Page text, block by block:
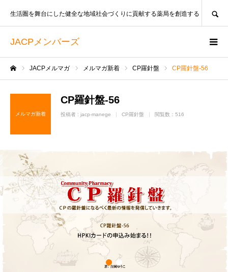
JACPメンバーズ
生活圏を舞台にした健全な地域社会づくりに貢献する薬局を創造する
JACPメルマガ メルマガ新着 CP羅針盤 CP羅針盤-56
メルマガ新着
CP羅針盤-56
投稿者 : jacp-manege CP羅針盤 閲覧数：516